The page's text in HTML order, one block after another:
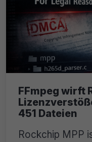
FFmpeg wirft
451 Dateien
Rockchip MPP